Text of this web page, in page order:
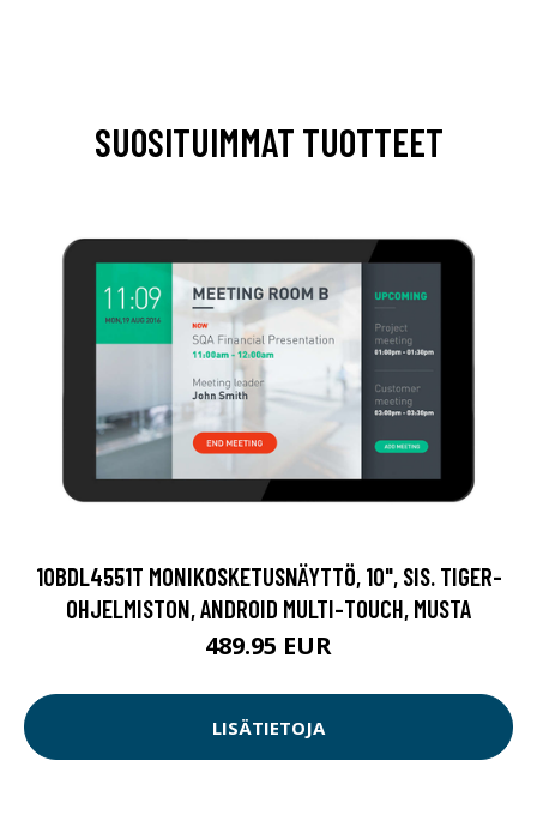
SUOSITUIMMAT TUOTTEET
10BDL4551T MONIKOSKETUSNÄYTTÖ, 10", SIS. TIGER-
OHJELMISTON, ANDROID MULTI-TOUCH, MUSTA
489.95 EUR
LISÄTIETOJA